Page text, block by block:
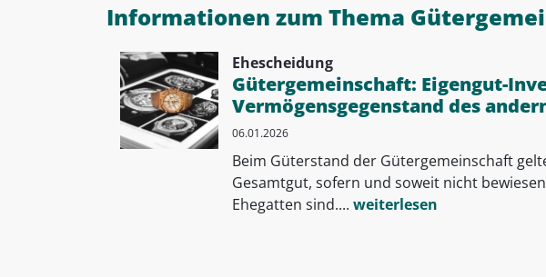
Informationen zum Thema
Ehescheidung
Gütergemeinschaft: Eigengut-
Vermögensgegenstand des
06.01.2026
Beim Güterstand der Gütergemeinschaft
Gesamtgut, sofern und soweit nicht
Ehegatten sind.... weiterlesen